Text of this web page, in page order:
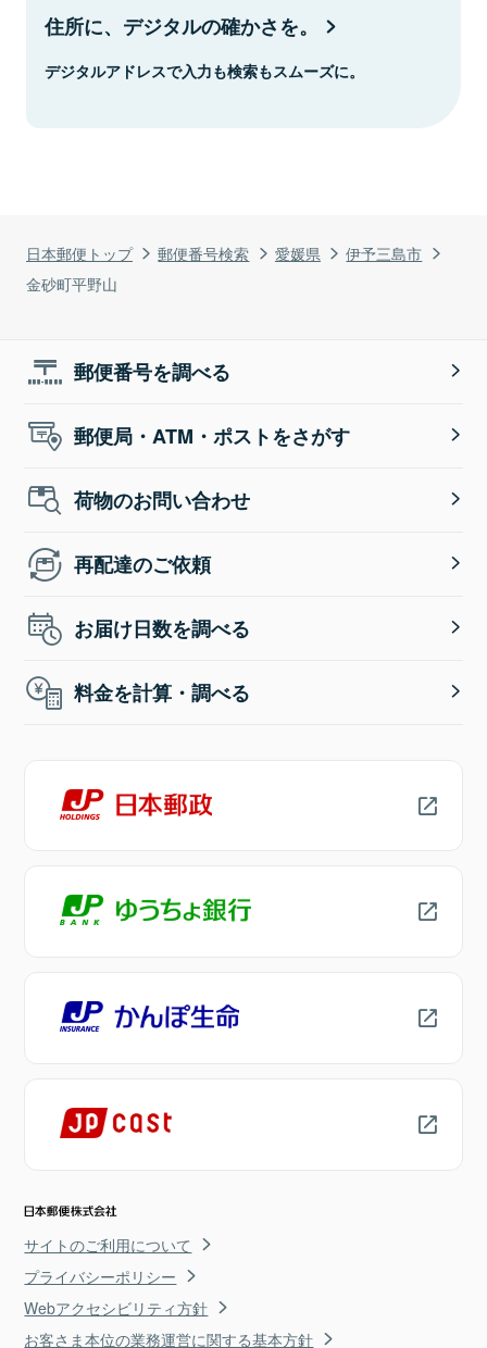
日本郵便トップ 郵便番号検索 愛媛県
伊予三島市
金砂町平野山
住所に、デジタルの確かさを。
デジタルアドレスで入力も検索もスムーズに。
郵便番号を調べる
郵便局・ATM・ポストをさがす
荷物のお問い合わせ
再配達のご依頼
お届け日数を調べる
料金を計算・調べる
サイトのご利用について
プライバシーポリシー
Webアクセシビリティ方針
お客さま本位の業務運営に関する基本方針